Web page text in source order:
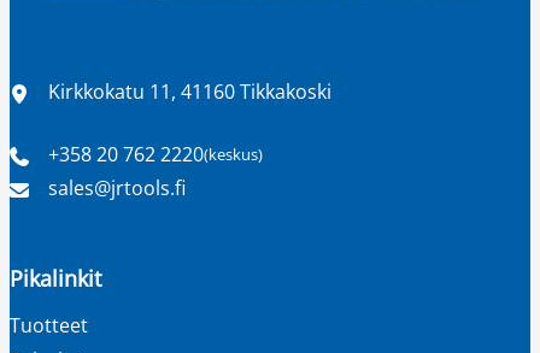
Sijainti
Kirkkokatu 11, 41160 Tikkakoski
Puhelinnumero
+358 20 762 2220(keskus)
Sähköpostiosoite
sales​@jrtools.fi
Pikalinkit
Tuotteet